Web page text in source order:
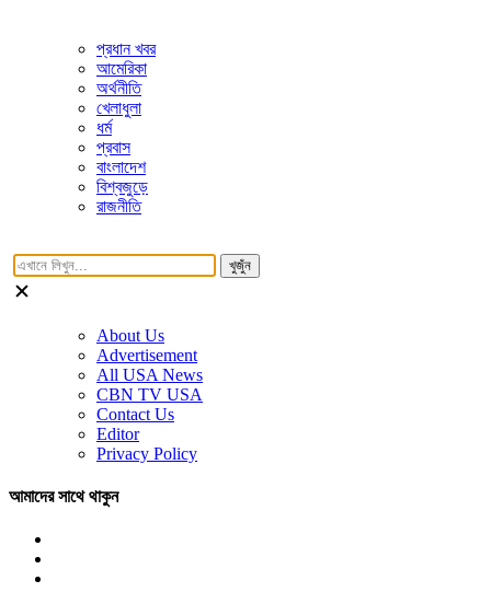
প্রধান খবর
আমেরিকা
অর্থনীতি
খেলাধুলা
ধর্ম
প্রবাস
বাংলাদেশ
বিশ্বজুড়ে
রাজনীতি
খুজুঁন
About Us
Advertisement
All USA News
CBN TV USA
Contact Us
Editor
Privacy Policy
আমাদের সাথে থাকুন